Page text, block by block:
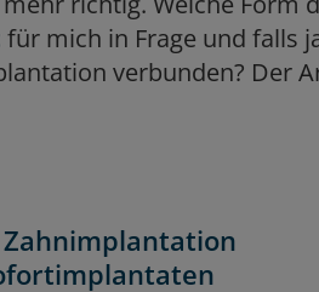
für mich in Frage und falls
verbunden? Der